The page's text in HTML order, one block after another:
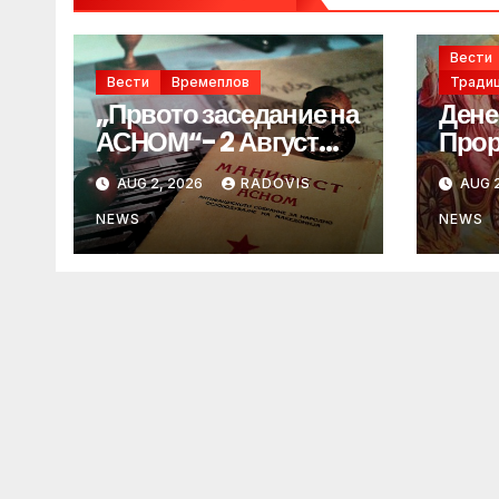
Вести Времеплов
„Првото заседание на
АСНОМ“- 2 Август
1944 год.
AUG 2, 2026 RADOVIS
NEWS
Вести
AUG
NEWS